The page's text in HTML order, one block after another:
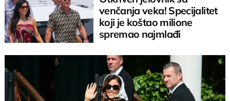
venčanja veka! Specijalitet
koji je koštao milione
spremao najmlađi